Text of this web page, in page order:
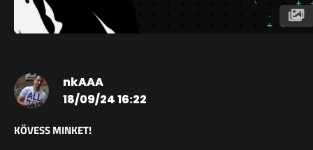
nkAAA
18/09/24 16:22
KÖVESS MINKET!